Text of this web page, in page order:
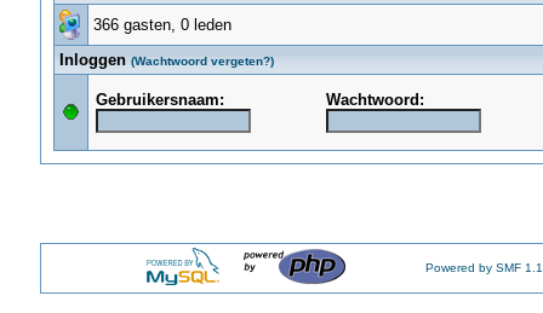
366 gasten, 0 leden
Inloggen (Wachtwoord vergeten?)
Gebruikersnaam: Wachtwoord:
Powered by SMF